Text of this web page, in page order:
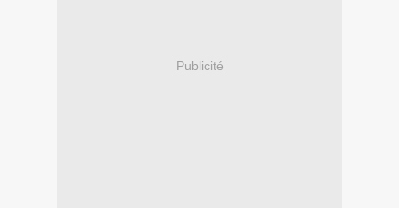
Publicité